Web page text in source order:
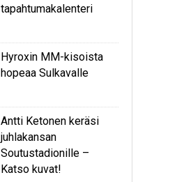
tapahtumakalenteri
Hyroxin MM-kisoista
hopeaa Sulkavalle
Antti Ketonen keräsi
juhlakansan
Soutustadionille –
Katso kuvat!